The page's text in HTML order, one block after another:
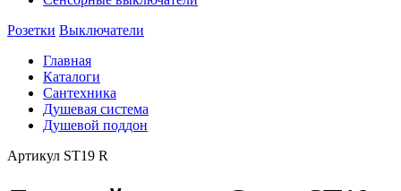
Розетки Выключатели
Главная
Каталоги
Сантехника
Душевая система
Душевой поддон
Артикул ST19 R